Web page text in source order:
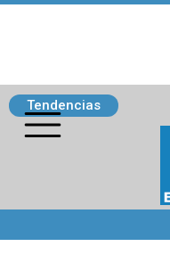
Tendencias